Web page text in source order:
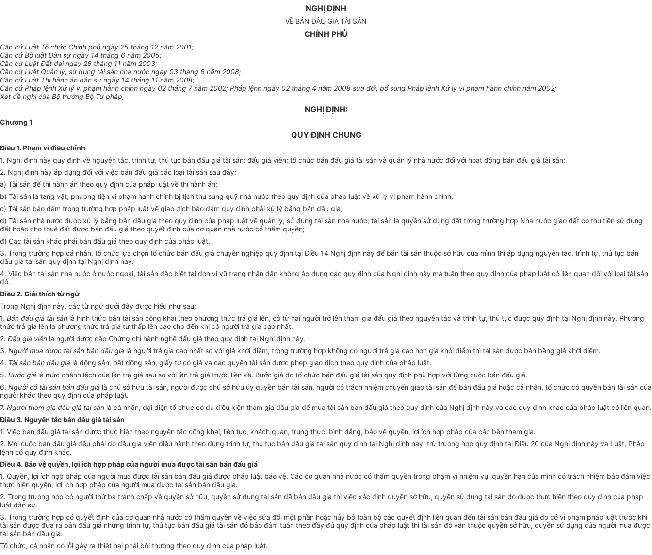
NGHỊ ĐỊNH
VỀ BÁN ĐẤU GIÁ TÀI SẢN
CHÍNH PHỦ
Căn cứ Luật Tổ chức Chính phủ ngày 25 tháng 12 năm 2001;
Căn cứ Bộ luật Dân sự ngày 14 tháng 6 năm 2005;
Căn cứ Luật Đất đai ngày 26 tháng 11 năm 2003;
Căn cứ Luật Quản lý, sử dụng tài sản nhà nước ngày 03 tháng 6 năm 2008;
Căn cứ Luật Thi hành án dân sự ngày 14 tháng 11 năm 2008;
Căn cứ Pháp lệnh Xử lý vi phạm hành chính ngày 02 tháng 7 năm 2002; Pháp lệnh ngày 02 tháng 4 năm 2008 sửa đổi, bổ sung Pháp lệnh Xử lý vi phạm hành chính năm 2002;
Xét đề nghị của Bộ trưởng Bộ Tư pháp,
NGHỊ ĐỊNH:
Chương 1.
QUY ĐỊNH CHUNG
Điều 1. Phạm vi điều chỉnh
1. Nghị định này quy định về nguyên tắc, trình tự, thủ tục bán đấu giá tài sản; đấu giá viên; tổ chức bán đấu giá tài sản và quản lý nhà nước đối với hoạt động bán đấu giá tài sản;
2. Nghị định này áp dụng đối với việc bán đấu giá các loại tài sản sau đây:
a) Tài sản để thi hành án theo quy định của pháp luật về thi hành án;
b) Tài sản là tang vật, phương tiện vi phạm hành chính bị tịch thu sung quỹ nhà nước theo quy định của pháp luật về xử lý vi phạm hành chính;
c) Tài sản bảo đảm trong trường hợp pháp luật về giao dịch bảo đảm quy định phải xử lý bằng bán đấu giá;
d) Tài sản nhà nước được xử lý bằng bán đấu giá theo quy định của pháp luật về quản lý, sử dụng tài sản nhà nước; tài sản là quyền sử dụng đất trong trường hợp Nhà nước giao đất có thu tiền sử dụng
đất hoặc cho thuê đất được bán đấu giá theo quyết định của cơ quan nhà nước có thẩm quyền;
đ) Các tài sản khác phải bán đấu giá theo quy định của pháp luật.
3. Trong trường hợp cá nhân, tổ chức lựa chọn tổ chức bán đấu giá chuyên nghiệp quy định tại Điều 14 Nghị định này để bán tài sản thuộc sở hữu của mình thì áp dụng nguyên tắc, trình tự, thủ tục bán
đấu giá tài sản quy định tại Nghị định này.
4. Việc bán tài sản nhà nước ở nước ngoài, tài sản đặc biệt tại đơn vị vũ trang nhân dân không áp dụng các quy định của Nghị định này mà tuân theo quy định của pháp luật có liên quan đối với loại tài sản
đó.
Điều 2. Giải thích từ ngữ
Trong Nghị định này, các từ ngữ dưới đây được hiểu như sau:
1. Bán đấu giá tài sản là hình thức bán tài sản công khai theo phương thức trả giá lên, có từ hai người trở lên tham gia đấu giá theo nguyên tắc và trình tự, thủ tục được quy định tại Nghị định này. Phương
thức trả giá lên là phương thức trả giá từ thấp lên cao cho đến khi có người trả giá cao nhất.
2. Đấu giá viên là người được cấp Chứng chỉ hành nghề đấu giá theo quy định tại Nghị định này.
3. Người mua được tài sản bán đấu giá là người trả giá cao nhất so với giá khởi điểm; trong trường hợp không có người trả giá cao hơn giá khởi điểm thì tài sản được bán bằng giá khởi điểm.
4. Tài sản bán đấu giá là động sản, bất động sản, giấy tờ có giá và các quyền tài sản được phép giao dịch theo quy định của pháp luật.
5. Bước giá là mức chênh lệch của lần trả giá sau so với lần trả giá trước liền kề. Bước giá do tổ chức bán đấu giá tài sản quy định phù hợp với từng cuộc bán đấu giá.
6. Người có tài sản bán đấu giá là chủ sở hữu tài sản, người được chủ sở hữu ủy quyền bán tài sản, người có trách nhiệm chuyển giao tài sản để bán đấu giá hoặc cá nhân, tổ chức có quyền bán tài sản của
người khác theo quy định của pháp luật.
7. Người tham gia đấu giá tài sản là cá nhân, đại diện tổ chức có đủ điều kiện tham gia đấu giá để mua tài sản bán đấu giá theo quy định của Nghị định này và các quy định khác của pháp luật có liên quan.
Điều 3. Nguyên tắc bán đấu giá tài sản
1. Việc bán đấu giá tài sản được thực hiện theo nguyên tắc công khai, liên tục, khách quan, trung thực, bình đẳng, bảo vệ quyền, lợi ích hợp pháp của các bên tham gia.
2. Mọi cuộc bán đấu giá đều phải do đấu giá viên điều hành theo đúng trình tự, thủ tục bán đấu giá tài sản quy định tại Nghị định này, trừ trường hợp quy định tại Điều 20 của Nghị định này và Luật, Pháp
lệnh có quy định khác.
Điều 4. Bảo vệ quyền, lợi ích hợp pháp của người mua được tài sản bán đấu giá
1. Quyền, lợi ích hợp pháp của người mua được tài sản bán đấu giá được pháp luật bảo vệ. Các cơ quan nhà nước có thẩm quyền trong phạm vi nhiệm vụ, quyền hạn của mình có trách nhiệm bảo đảm việc
thực hiện quyền, lợi ích hợp pháp của người mua được tài sản bán đấu giá.
2. Trong trường hợp có người thứ ba tranh chấp về quyền sở hữu, quyền sử dụng tài sản đã bán đấu giá thì việc xác định quyền sở hữu, quyền sử dụng tài sản đó được thực hiện theo quy định của pháp
luật dân sự.
3. Trong trường hợp có quyết định của cơ quan nhà nước có thẩm quyền về việc sửa đổi một phần hoặc hủy bỏ toàn bộ các quyết định liên quan đến tài sản bán đấu giá do có vi phạm pháp luật trước khi
tài sản được đưa ra bán đấu giá nhưng trình tự, thủ tục bán đấu giá tài sản đó bảo đảm tuân theo đầy đủ quy định của pháp luật thì tài sản đó vẫn thuộc quyền sở hữu, quyền sử dụng của người mua được
tài sản bán đấu giá.
Tổ chức, cá nhân có lỗi gây ra thiệt hại phải bồi thường theo quy định của pháp luật.